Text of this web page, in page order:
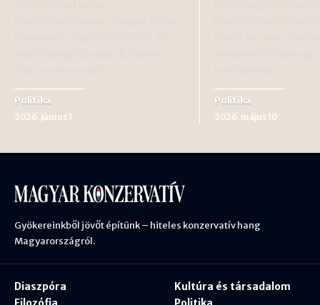
Politika
2026. június 1
Politika
2026. május 10
Gyökereinkből jövőt építünk – hiteles konzervatív hang
Magyarországról.
Diaszpóra
Kultúra és társadalom